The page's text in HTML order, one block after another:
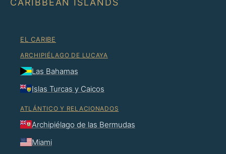
EL CARIBE
ARCHIPIÉLAGO DE LUCAYA
Las Bahamas
Islas Turcas y Caicos
ATLÁNTICO Y RELACIONADOS
Archipiélago de las Bermudas
Miami